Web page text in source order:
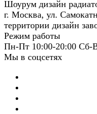
Шоурум дизайн
г. Москва, ул.
территории дизайн
Режим работы
Пн-Пт 10:00-20:00 Сб-
Мы в соцсетях